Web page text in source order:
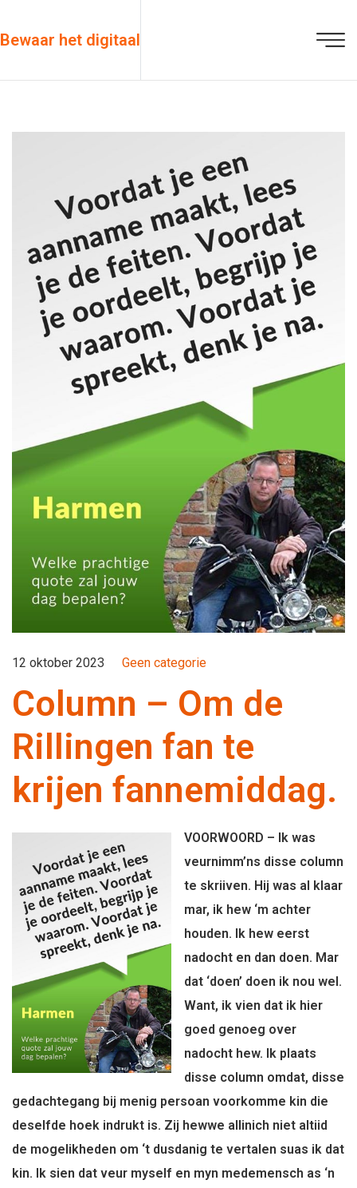
Bewaar het digitaal
12 oktober 2023 Geen categorie
Column – Om de
Rillingen fan te
krijen fannemiddag.
VOORWOORD – Ik was
veurnimm’ns disse column
te skriiven. Hij was al klaar
mar, ik hew ‘m achter
houden. Ik hew eerst
nadocht en dan doen. Mar
dat ‘doen’ doen ik nou wel.
Want, ik vien dat ik hier
goed genoeg over
nadocht hew. Ik plaats
disse column omdat, disse
gedachtegang bij menig persoan voorkomme kin die
deselfde hoek indrukt is. Zij hewwe allinich niet altiid
de mogelikheden om ‘t dusdanig te vertalen suas ik dat
kin. Ik sien dat veur myself en myn medemensch as ‘n